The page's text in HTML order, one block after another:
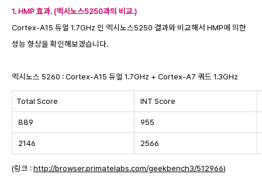
1. HMP 효과. (엑시노스5250과의 비교.)
Cortex-A15 듀얼 1.7GHz 인 엑시노스5250 결과와 비교해서 HMP에 의한
성능 향상을 확인해보겠습니다.
엑시노스 5260 : Cortex-A15 듀얼 1.7GHz + Cortex-A7 쿼드 1.3GHz
Total Score INT Score
889 955
2146 2566
(링크 :http://browser.primatelabs.com/geekbench3/512966)